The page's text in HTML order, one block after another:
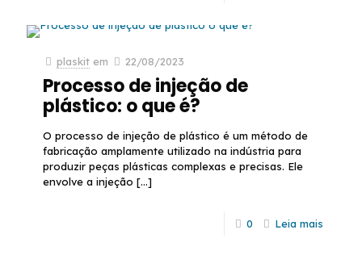
plaskit em 22/08/2023
Processo de injeção de
plástico: o que é?
O processo de injeção de plástico é um método de
fabricação amplamente utilizado na indústria para
produzir peças plásticas complexas e precisas. Ele
envolve a injeção […]
0 Leia mais